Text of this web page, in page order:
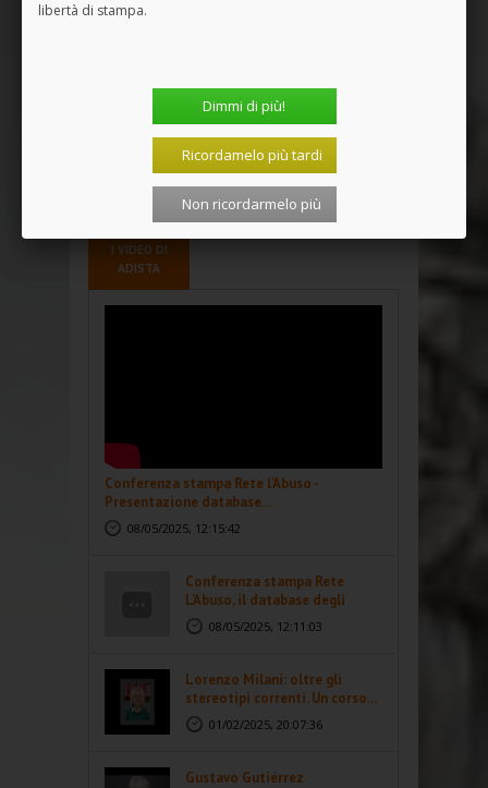
Sessione ecumenica Sae: abitare la
Sessione ecumenica Sae: Bari 2026, un
01 Agosto 2026, 14:36
>
I VIDEO DI
ADISTA
Conferenza stampa Rete l'Abuso -
Presentazione database...
08/05/2025, 12:15:42
Conferenza stampa Rete
L'Abuso, il database degli
abusi...08/05/2025, 12:11:03
Lorenzo Milani: oltre gli
stereotipi correnti. Un corso...
01/02/2025, 20:07:36
Gustavo Gutiérrez
libertà di stampa.
Dimmi di più!
Ricordamelo più tardi
Non ricordarmelo più